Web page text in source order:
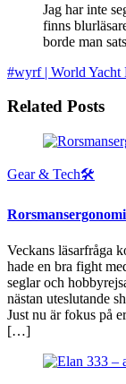
Jag har inte
finns
borde man
#wyrf | World Yacht
Related Posts
Gear & Tech🛠
Veckans läsarfråga
hade en bra fight
seglar och
nästan uteslutande
Just nu är fokus på
[…]